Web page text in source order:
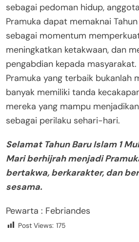
sebagai pedoman hidup,
Pramuka dapat memaknai
sebagai momentum
meningkatkan ketakwaan, dan
pengabdian kepada
Pramuka yang terbaik bukanlah
banyak memiliki tanda
mereka yang mampu
sebagai perilaku sehari-hari.
Selamat Tahun Baru Islam 1
Mari berhijrah menjadi
bertakwa, berkarakter, dan
sesama.
Pewarta : Febriandes
Post Views: 175